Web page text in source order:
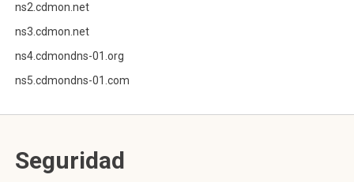
ns2.cdmon.net
ns3.cdmon.net
ns4.cdmondns-01.org
ns5.cdmondns-01.com
Seguridad